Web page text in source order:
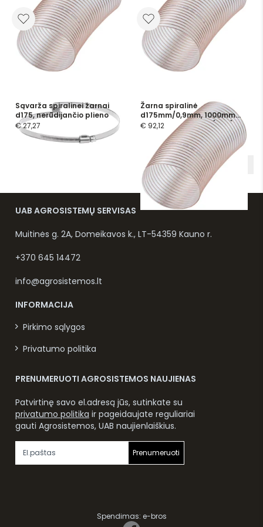
Sąvarža spiralinei žarnai
d175, nerūdijančio plieno
€ 27,27
Žarna spiralinė
d175mm/0,9mm, 1000mm
ilgis, poliuretaninė (PUR),
€ 92,12
1 2 3
UAB AGROSISTEMŲ SERVISAS
Muitinės g. 2A, Domeikavos k., LT-54359 Kauno r.
+370 645 14472
info@agrosistemos.lt
INFORMACIJA
Pirkimo sąlygos
Privatumo politika
PRENUMERUOTI AGROSISTEMOS NAUJIENAS
Patvirtinę savo el.adresą jūs, sutinkate su
privatumo politika ir pageidaujate reguliariai
gauti Agrosistemos, UAB naujienlaiškius.
Prenumeruoti
Spendimas: e-bros